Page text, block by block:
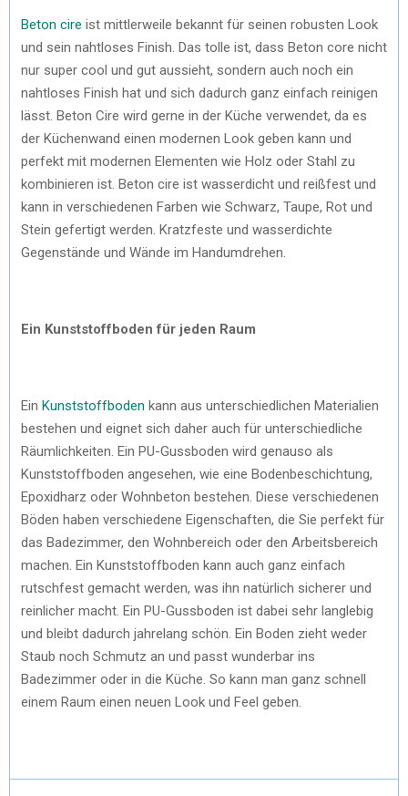
Beton cire ist mittlerweile bekannt für seinen robusten Look
und sein nahtloses Finish. Das tolle ist, dass Beton core nicht
nur super cool und gut aussieht, sondern auch noch ein
nahtloses Finish hat und sich dadurch ganz einfach reinigen
lässt. Beton Cire wird gerne in der Küche verwendet, da es
der Küchenwand einen modernen Look geben kann und
perfekt mit modernen Elementen wie Holz oder Stahl zu
kombinieren ist. Beton cire ist wasserdicht und reißfest und
kann in verschiedenen Farben wie Schwarz, Taupe, Rot und
Stein gefertigt werden. Kratzfeste und wasserdichte
Gegenstände und Wände im Handumdrehen.
Ein Kunststoffboden für jeden Raum
Ein Kunststoffboden kann aus unterschiedlichen Materialien
bestehen und eignet sich daher auch für unterschiedliche
Räumlichkeiten. Ein PU-Gussboden wird genauso als
Kunststoffboden angesehen, wie eine Bodenbeschichtung,
Epoxidharz oder Wohnbeton bestehen. Diese verschiedenen
Böden haben verschiedene Eigenschaften, die Sie perfekt für
das Badezimmer, den Wohnbereich oder den Arbeitsbereich
machen. Ein Kunststoffboden kann auch ganz einfach
rutschfest gemacht werden, was ihn natürlich sicherer und
reinlicher macht. Ein PU-Gussboden ist dabei sehr langlebig
und bleibt dadurch jahrelang schön. Ein Boden zieht weder
Staub noch Schmutz an und passt wunderbar ins
Badezimmer oder in die Küche. So kann man ganz schnell
einem Raum einen neuen Look und Feel geben.